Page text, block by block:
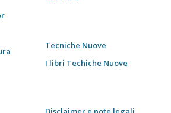
Tecniche Nuove
I libri Techiche Nuove